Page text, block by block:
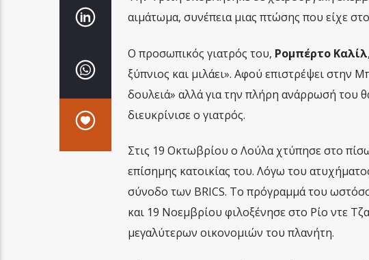
αιμάτωμα, συνέπεια μιας πτώσης που είχε
Ο προσωπικός γιατρός του, Ρομπέρτο Καλίλ
ξύπνιος και μιλάει». Αφού επιστρέψει στην
δουλειά» αλλά για την πλήρη ανάρρωσή του
διευκρίνισε ο γιατρός.
Στις 19 Οκτωβρίου ο Λούλα χτύπησε στο
επίσημης κατοικίας του. Λόγω του
σύνοδο των BRICS. Το πρόγραμμά του
και 19 Νοεμβρίου φιλοξένησε στο Ρίο ντε
μεγαλύτερων οικονομιών του πλανήτη.